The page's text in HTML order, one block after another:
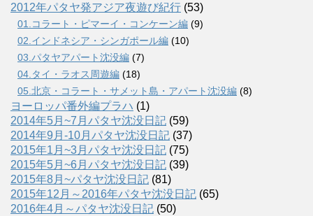
2012年パタヤ発アジア夜遊び紀行 (53)
01.コラート・ピマーイ・コンケーン編 (9)
02.インドネシア・シンガポール編 (10)
03.パタヤアパート沈没編 (7)
04.タイ・ラオス周遊編 (18)
05.北京・コラート・サメット島・アパート沈没編 (8)
ヨーロッパ番外編プラハ (1)
2014年5月~7月パタヤ沈没日記 (59)
2014年9月-10月パタヤ沈没日記 (37)
2015年1月~3月パタヤ沈没日記 (75)
2015年5月~6月パタヤ沈没日記 (39)
2015年8月~パタヤ沈没日記 (81)
2015年12月～2016年パタヤ沈没日記 (65)
2016年4月～パタヤ沈没日記 (50)